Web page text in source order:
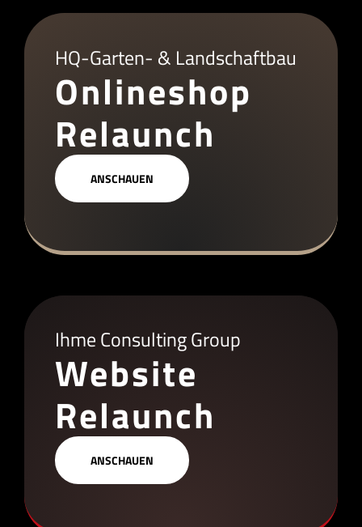
HQ-Garten- & Landschaftbau
Onlineshop
Relaunch
ANSCHAUEN
Ihme Consulting Group
Website
Relaunch
ANSCHAUEN